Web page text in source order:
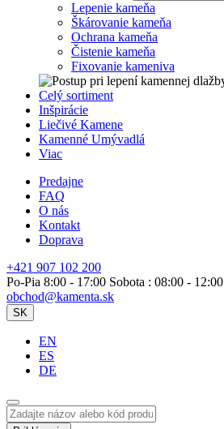
Lepenie kameňa
Škárovanie kameňa
Ochrana kameňa
Čistenie kameňa
Fixovanie kameniva
Celý sortiment
Inšpirácie
Liečivé Kamene
Kamenné Umývadlá
Viac
Predajne
FAQ
O nás
Kontakt
Doprava
+421 907 102 200
Po-Pia 8:00 - 17:00 Sobota : 08:00 - 12:00
obchod@kamenta.sk
SK
EN
ES
DE